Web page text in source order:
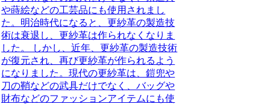
や蒔絵などの工芸品にも使用されまし
た。明治時代になると、更紗革の製造技
術は衰退し、更紗革は作られなくなりま
した。 しかし、近年、更紗革の製造技術
が復元され、再び更紗革が作られるよう
になりました。現代の更紗革は、鎧兜や
刀の鞘などの武具だけでなく、バッグや
財布などのファッションアイテムにも使